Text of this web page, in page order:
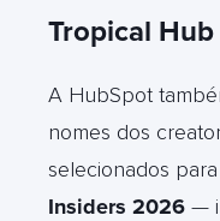
Tropical
A HubSpot
nomes dos
selecionados
Insiders 2026 —